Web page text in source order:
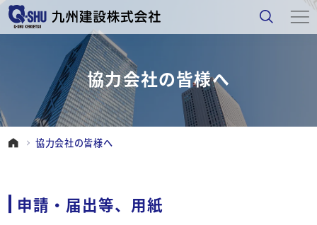
協力会社の皆様へ
協力会社の皆様へ
申請・届出等、用紙